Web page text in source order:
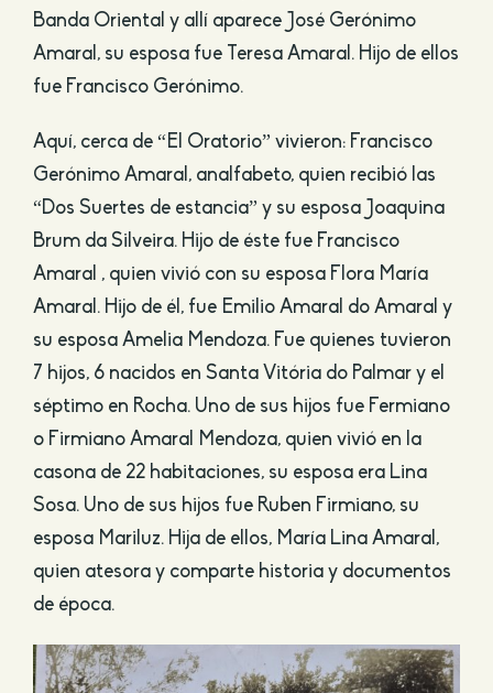
Banda Oriental y allí aparece José Gerónimo
Amaral, su esposa fue Teresa Amaral. Hijo de ellos
fue Francisco Gerónimo.
Aquí, cerca de “El Oratorio” vivieron: Francisco
Gerónimo Amaral, analfabeto, quien recibió las
“Dos Suertes de estancia” y su esposa Joaquina
Brum da Silveira. Hijo de éste fue Francisco
Amaral , quien vivió con su esposa Flora María
Amaral. Hijo de él, fue Emilio Amaral do Amaral y
su esposa Amelia Mendoza. Fue quienes tuvieron
7 hijos, 6 nacidos en Santa Vitória do Palmar y el
séptimo en Rocha. Uno de sus hijos fue Fermiano
o Firmiano Amaral Mendoza, quien vivió en la
casona de 22 habitaciones, su esposa era Lina
Sosa. Uno de sus hijos fue Ruben Firmiano, su
esposa Mariluz. Hija de ellos, María Lina Amaral,
quien atesora y comparte historia y documentos
de época.